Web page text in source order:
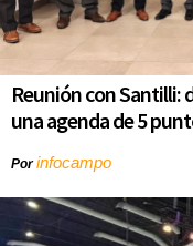
Reunión con Santilli:
una agenda de 5
Porinfocampo